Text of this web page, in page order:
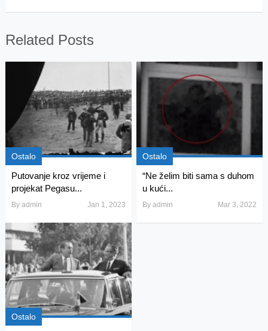
Related Posts
Ostalo
Putovanje kroz vrijeme i
projekat Pegasu...
By admin Jan 1, 2023
Ostalo
“Ne želim biti sama s duhom
u kući...
Byadmin Mar 3, 2022
Ostalo